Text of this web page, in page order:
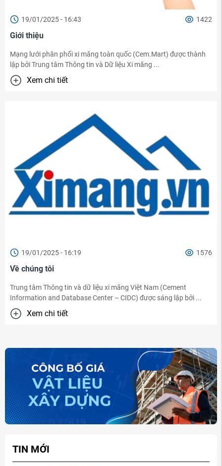
19/01/2025 - 16:43 1422
Giới thiệu
Mạng lưới phân phối xi măng toàn quốc (Cem.Mart) được thành
lập bởi Trung tâm Thông tin và Dữ liệu Xi măng ...
Xem chi tiết
19/01/2025 - 16:19 1576
Về chúng tôi
Trung tâm Thông tin và dữ liệu xi măng Việt Nam (Cement
Information and Database Center – CIDC) được sáng lập bởi ...
Xem chi tiết
TIN MỚI